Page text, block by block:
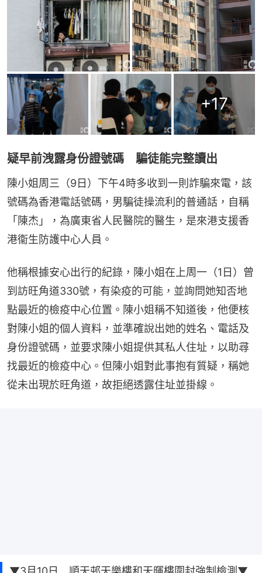
+17
疑早前洩露身份證號碼 騙徒能完整讀出
陳小姐周三（9日）下午4時多收到一則詐騙來電，該
號碼為香港電話號碼，男騙徒操流利的普通話，自稱
「陳杰」，為廣東省人民醫院的醫生，是來港支援香
港衞生防護中心人員。
他稱根據安心出行的紀錄，陳小姐在上周一（1日）曾
到訪旺角道330號，有染疫的可能，並詢問她知否地
點最近的檢疫中心位置。陳小姐稱不知道後，他便核
對陳小姐的個人資料，並準確說出她的姓名、電話及
身份證號碼，並要求陳小姐提供其私人住址，以助尋
找最近的檢疫中心。但陳小姐對此事抱有質疑，稱她
從未出現於旺角道，故拒絕透露住址並掛線。